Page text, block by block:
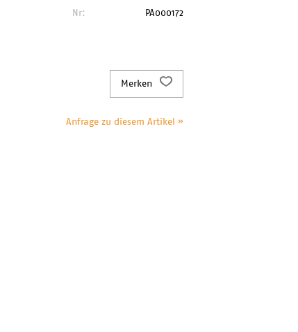
Nr: PA000172
Merken
Anfrage zu diesem Artikel »